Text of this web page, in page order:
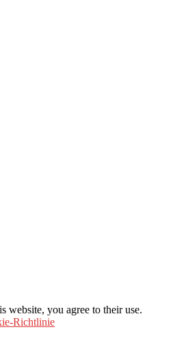
website, you agree to their use.
Richtlinie